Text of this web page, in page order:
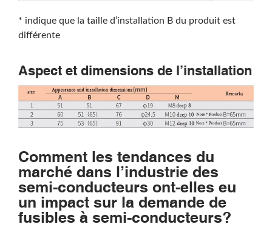
* indique que la taille d’installation B du produit est
différente
Aspect et dimensions de l’installation
Comment les tendances du
marché dans l’industrie des
semi-conducteurs ont-elles eu
un impact sur la demande de
fusibles à semi-conducteurs?